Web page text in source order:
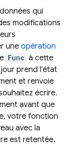
qui
modifications
une opération
Func à cette
jour prend l'état
et renvoie
écrire.
avant que
votre fonction
avec la
est retentée.